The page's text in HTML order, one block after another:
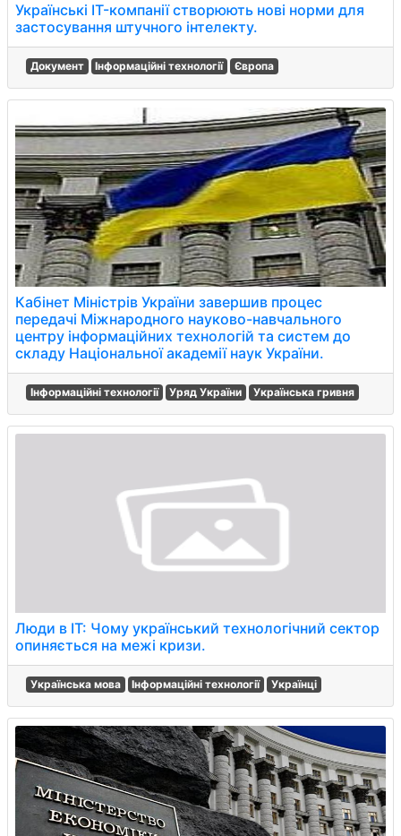
Українські IT-компанії створюють нові норми для
застосування штучного інтелекту.
Документ Інформаційні технології Європа
Кабінет Міністрів України завершив процес
передачі Міжнародного науково-навчального
центру інформаційних технологій та систем до
складу Національної академії наук України.
Інформаційні технології Уряд України Українська гривня
Люди в IT: Чому український технологічний сектор
опиняється на межі кризи.
Українська мова Інформаційні технології Українці